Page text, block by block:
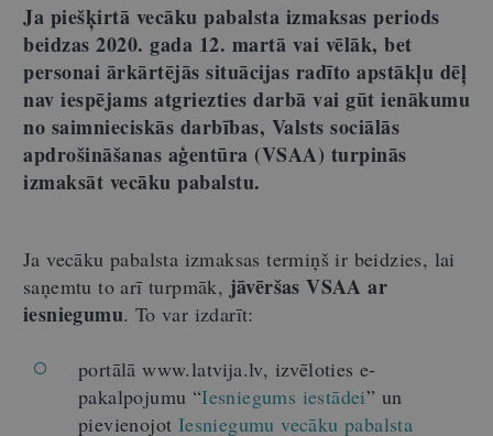
Ja piešķirtā vecāku pabalsta izmaksas periods
beidzas 2020. gada 12. martā vai vēlāk, bet
personai ārkārtējās situācijas radīto apstākļu dēļ
nav iespējams atgriezties darbā vai gūt ienākumu
no saimnieciskās darbības, Valsts sociālās
apdrošināšanas aģentūra (VSAA) turpinās
izmaksāt vecāku pabalstu.
Ja vecāku pabalsta izmaksas termiņš ir beidzies, lai
saņemtu to arī turpmāk, jāvēršas VSAA ar
iesniegumu. To var izdarīt:
portālā www.latvija.lv, izvēloties e-
pakalpojumu “Iesniegums iestādei” un
pievienojot Iesniegumu vecāku pabalsta